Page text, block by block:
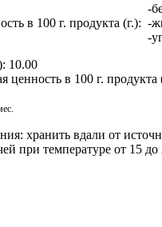
в 100 г. продукта (г.):
-
-
-
10.00
ценность в 100 г. продукта
хранить вдали от
при температуре от 15 до